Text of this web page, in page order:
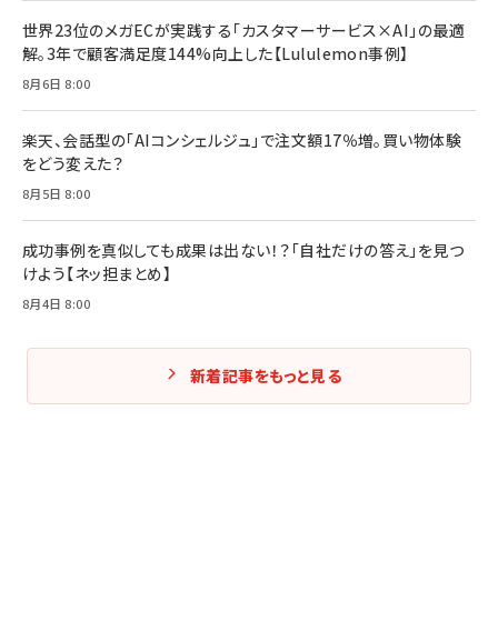
世界23位のメガECが実践する「カスタマーサービス×AI」の最適
解。3年で顧客満足度144%向上した【Lululemon事例】
8月6日 8:00
楽天、会話型の「AIコンシェルジュ」で注文額17％増。買い物体験
をどう変えた？
8月5日 8:00
成功事例を真似しても成果は出ない！？「自社だけの答え」を見つ
けよう【ネッ担まとめ】
8月4日 8:00
新着記事をもっと見る